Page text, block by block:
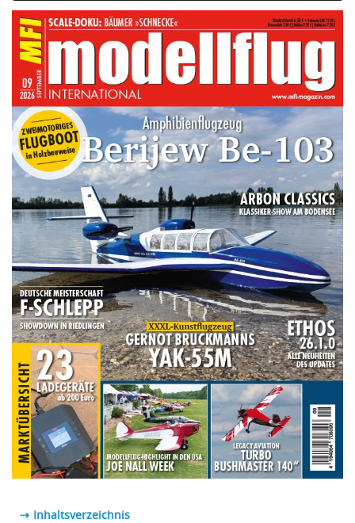
⇢ Inhaltsverzeichnis